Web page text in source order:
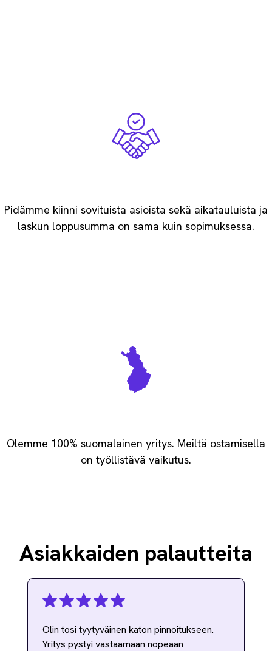
Pidämme kiinni sovituista asioista sekä aikatauluista ja
laskun loppusumma on sama kuin sopimuksessa.
Olemme 100% suomalainen yritys. Meiltä ostamisella
on työllistävä vaikutus.
Asiakkaiden palautteita
Olin tosi tyytyväinen katon pinnoitukseen.
Yritys pystyi vastaamaan nopeaan